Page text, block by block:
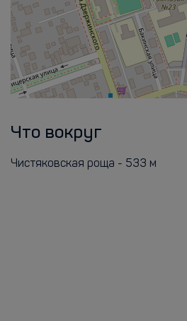
Что вокруг
Чистяковская роща - 533 м